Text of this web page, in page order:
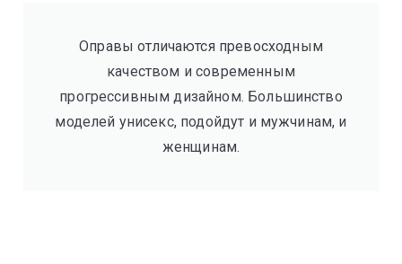
Оправы отличаются превосходным
качеством и современным
прогрессивным дизайном. Большинство
моделей унисекс, подойдут и мужчинам, и
женщинам.